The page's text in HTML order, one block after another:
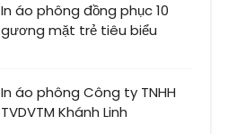
In áo phông đồng phục 10
gương mặt trẻ tiêu biểu
In áo phông Công ty TNHH
TVDVTM Khánh Linh